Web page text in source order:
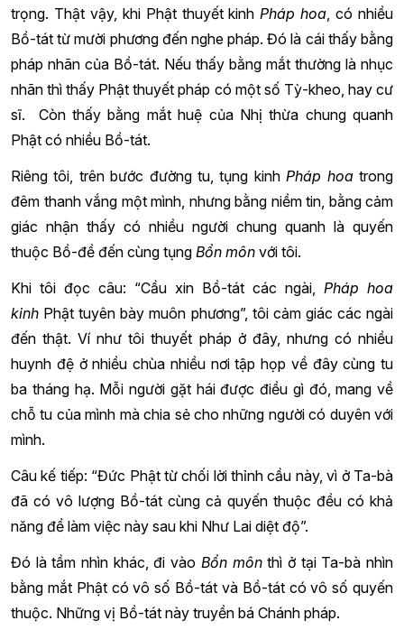
trọng. Thật vậy, khi Phật thuyết kinhPháp hoa, có nhiều
Bồ-tát từ mười phương đến nghe pháp. Đó là cái thấy bằng
pháp nhãn của Bồ-tát. Nếu thấy bằng mắt thường là nhục
nhãn thì thấy Phật thuyết pháp có một số Tỳ-kheo, hay cư
sĩ. Còn thấy bằng mắt huệ của Nhị thừa chung quanh
Phật có nhiều Bồ-tát.
Riêng tôi, trên bước đường tu, tụng kinhPháp hoatrong
đêm thanh vắng một mình, nhưng bằng niềm tin, bằng cảm
giác nhận thấy có nhiều người chung quanh là quyến
thuộc Bồ-đề đến cùng tụng Bổn môn với tôi.
Khi tôi đọc câu: “Cầu xin Bồ-tát các ngài, Pháp hoa
kinh Phật tuyên bày muôn phương”, tôi cảm giác các ngài
đến thật. Ví như tôi thuyết pháp ở đây, nhưng có nhiều
huynh đệ ở nhiều chùa nhiều nơi tập họp về đây cùng tu
ba tháng hạ. Mỗi người gặt hái được điều gì đó, mang về
chỗ tu của mình mà chia sẻ cho những người có duyên với
mình.
Câu kế tiếp: “Đức Phật từ chối lời thỉnh cầu này, vì ở Ta-bà
đã có vô lượng Bồ-tát cùng cả quyến thuộc đều có khả
năng để làm việc này sau khi Như Lai diệt độ”.
Đó là tầm nhìn khác, đi vào Bổn mônthì ở tại Ta-bà nhìn
bằng mắt Phật có vô số Bồ-tát và Bồ-tát có vô số quyến
thuộc. Những vị Bồ-tát này truyền bá Chánh pháp.